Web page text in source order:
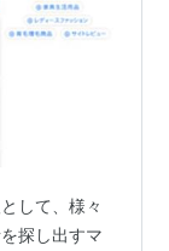
して、様々
探し出すマ